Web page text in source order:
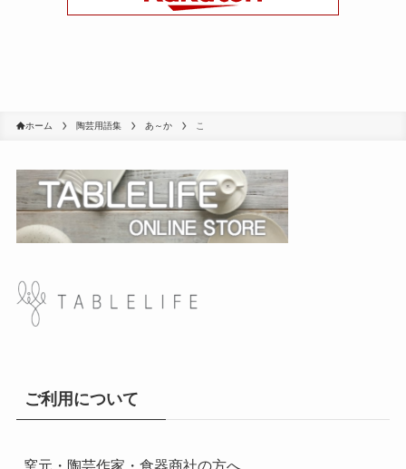
ホーム 陶芸用語集 あ～か こ
ご利用について
窯元・陶芸作家・食器商社の方へ